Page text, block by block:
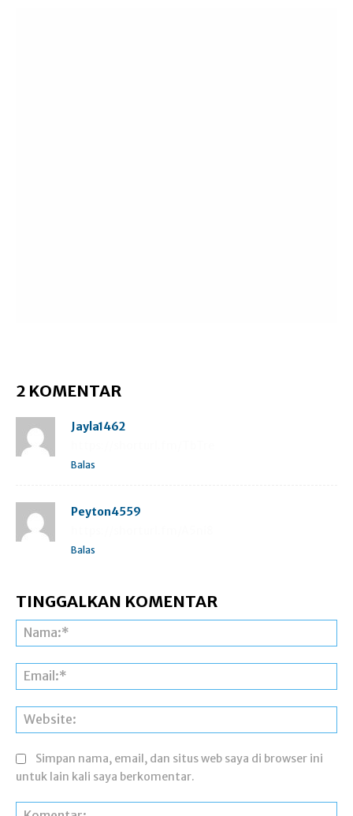
2 KOMENTAR
Jayla1462
Balas
Peyton4559
Balas
TINGGALKAN KOMENTAR
Simpan nama, email, dan situs web saya di browser ini
untuk lain kali saya berkomentar.